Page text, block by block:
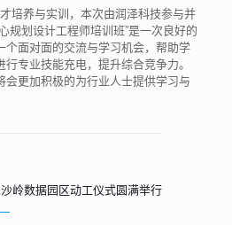
养与实训，本次由润泽科技参与并
规划设计工程师培训班”是一次良好的
个面对面的交流与学习机会，帮助学
专业技能充电，提升综合竞争力。
会更加积极的为行业人士提供学习与
岭数据园区动工仪式圆满举行